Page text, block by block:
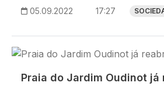
05.09.2022 17:27
Imagem
Praia do Jardim Oudinot já